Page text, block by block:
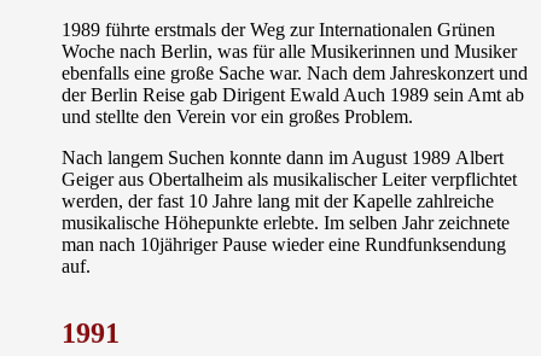
1989 führte erstmals der Weg zur InternationalenGrünen
Woche nach Berlin, was für alle Musikerinnen und Musiker
ebenfalls eine große Sache war. Nach dem Jahreskonzert und
der Berlin Reise gab Dirigent Ewald Auch 1989 sein Amt ab
und stellte den Verein vor ein großes Problem.
Nach langem Suchen konnte dann im August 1989 Albert
Geigeraus Obertalheim als musikalischer Leiter verpflichtet
werden, der fast 10 Jahre lang mit der Kapelle zahlreiche
musikalische Höhepunkte erlebte. Im selben Jahr zeichnete
man nach 10jähriger Pause wieder eine Rundfunksendung
auf.
1991